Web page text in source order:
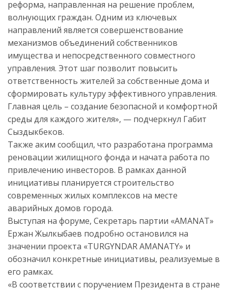
реформа, направленная на решение проблем,
волнующих граждан. Одним из ключевых
направлений является совершенствование
механизмов объединений собственников
имущества и непосредственного совместного
управления. Этот шаг позволит повысить
ответственность жителей за собственные дома и
сформировать культуру эффективного управления.
Главная цель – создание безопасной и комфортной
среды для каждого жителя», — подчеркнул Габит
Сыздыкбеков.
Также аким сообщил, что разработана программа
реновации жилищного фонда и начата работа по
привлечению инвесторов. В рамках данной
инициативы планируется строительство
современных жилых комплексов на месте
аварийных домов города.
Выступая на форуме, Секретарь партии «AMANAT»
Ержан Жылкыбаев подробно остановился на
значении проекта «TURGYNDAR AMANATY» и
обозначил конкретные инициативы, реализуемые в
его рамках.
«В соответствии с поручением Президента в стране